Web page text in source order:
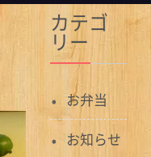
カテゴ
リー
お弁当
お知らせ